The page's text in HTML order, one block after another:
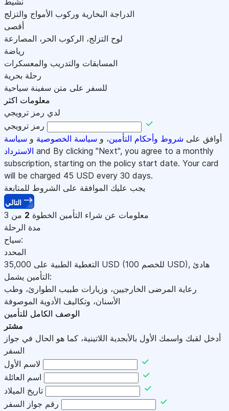
الدراجة البخارية وركوب الأمواج والتزلج
أقصى
لوح التزلج، الركوب الحر، المصارعة
رياضة
المسابقات والتدريب والمعسكرات
رحلة بحرية
للسفر على متن سفينة سياحية
معلومات اكثر
لدي رمز ترويجي
رمز ترويجي
أوافق على شروط وأحكام التأمين، و سياسة الخصوصية و سياسة
الاسترداد and By clicking "Next", you agree to a monthly
subscription, starting on the policy start date. Your card
will be charged 45 USD every 30 days.
يجب عليك الموافقة على الشروط للمتابعة
التالي
معلومات عن شراء التأمين الخطوة 2 من 3
مدة الرحلة
سياح:
المحدد
التغطية الطبية على 35,000 USD USD), هادئ
التأمين يشمل:
رعاية المرضى الخارجيين، وزيارات طبيب الطوارئ، وطب
الأسنان، وتكاليف الأدوية الموصوفة
الوصف الكامل للتأمين
مشتر
أدخل لقبك واسمك الأول بالأبجدية اللاتينية، كما هو الحال في جواز
السفر
لاسم الأول
اسم العائلة
تاريخ الميلاد
رقم جواز السفر